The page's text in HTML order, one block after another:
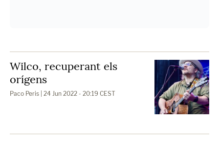
Wilco, recuperant els
orígens
Paco Peris | 24 Jun 2022 - 20:19 CEST